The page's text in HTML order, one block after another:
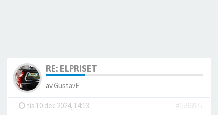
RE: ELPRISET
avGustavE
- tis 10 dec 2024, 14:13
#1596975